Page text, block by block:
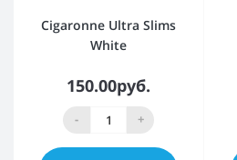
Cigaronne Ultra Slims
White
150.00руб.
- +